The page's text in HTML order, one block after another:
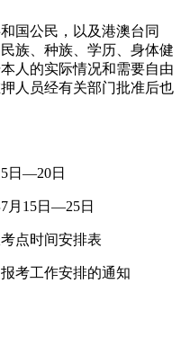
国公民，以及港澳台同
族、种族、学历、身体健
人的实际情况和需要自由
人员经有关部门批准后也
日—20日
月15日—25日
点时间安排表